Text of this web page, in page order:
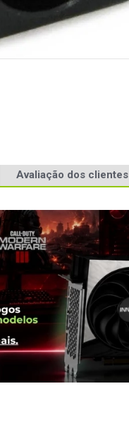
Avaliação dos clientes